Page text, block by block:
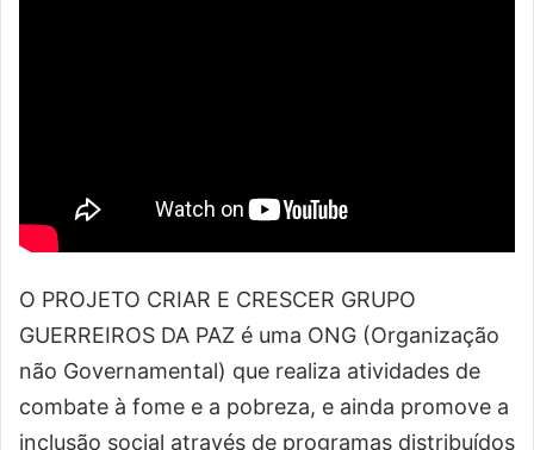
O PROJETO CRIAR E CRESCER GRUPO
GUERREIROS DA PAZ é uma ONG (Organização
não Governamental) que realiza atividades de
combate à fome e a pobreza, e ainda promove a
inclusão social através de programas distribuídos